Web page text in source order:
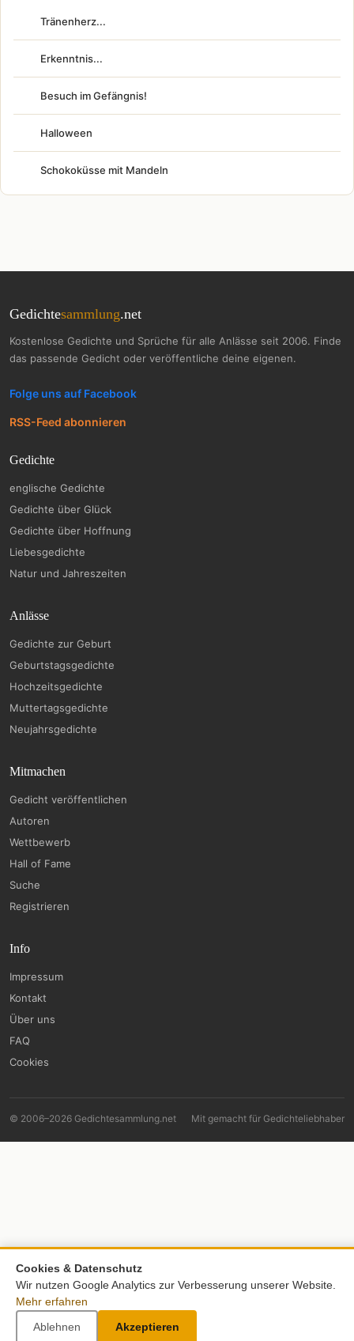
Tränenherz...
Erkenntnis...
Besuch im Gefängnis!
Halloween
Schokoküsse mit Mandeln
Gedichtesammlung.net
Kostenlose Gedichte und Sprüche für alle Anlässe seit 2006. Finde
das passende Gedicht oder veröffentliche deine eigenen.
Folge uns auf Facebook
RSS-Feed abonnieren
Gedichte
englische Gedichte
Gedichte über Glück
Gedichte über Hoffnung
Liebesgedichte
Natur und Jahreszeiten
Anlässe
Gedichte zur Geburt
Geburtstagsgedichte
Hochzeitsgedichte
Muttertagsgedichte
Neujahrsgedichte
Mitmachen
Gedicht veröffentlichen
Autoren
Wettbewerb
Hall of Fame
Suche
Registrieren
Info
Impressum
Kontakt
Über uns
FAQ
Cookies
© 2006–2026 Gedichtesammlung.net Mit gemacht für Gedichteliebhaber
Cookies & Datenschutz
Wir nutzen Google Analytics zur Verbesserung unserer Website.
Mehr erfahren
Ablehnen
Akzeptieren